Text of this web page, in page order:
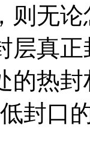
则无
层真
的热
封口